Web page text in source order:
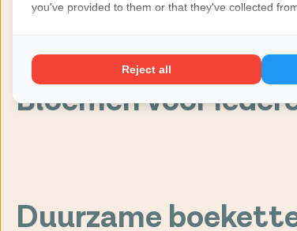
Witte rozen boeket vanaf €68,99
Bloemen voor
Duurzame
you've provided to them or that they've collected
Reject all